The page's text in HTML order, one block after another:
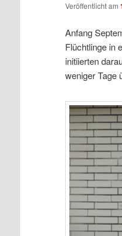
Veröffentlicht am
Anfang
Flüchtlinge in
initiierten
weniger Tage